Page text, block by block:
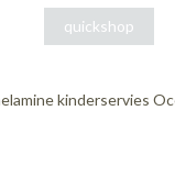
quickshop
kinderservies